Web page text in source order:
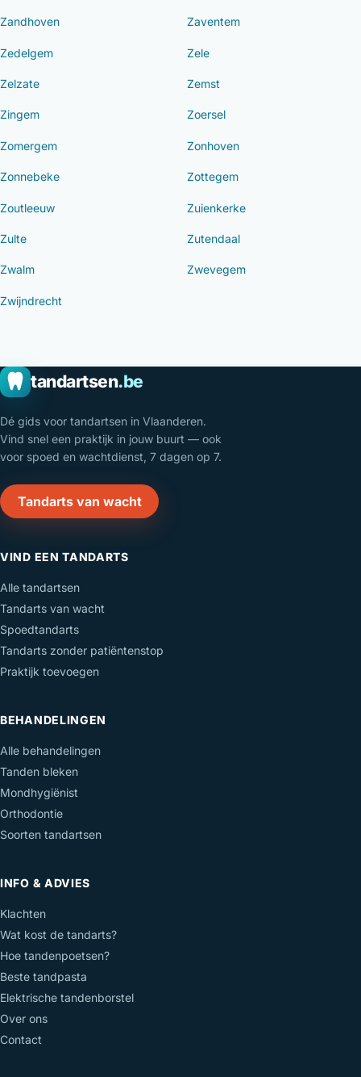
Zandhoven Zaventem
Zedelgem Zele
Zelzate Zemst
Zingem Zoersel
Zomergem Zonhoven
Zonnebeke Zottegem
Zoutleeuw Zuienkerke
Zulte Zutendaal
Zwalm Zwevegem
Zwijndrecht
tandartsen.be
Dé gids voor tandartsen in Vlaanderen.
Vind snel een praktijk in jouw buurt — ook
voor spoed en wachtdienst, 7 dagen op 7.
Tandarts van wacht
VIND EEN TANDARTS
Alle tandartsen
Tandarts van wacht
Spoedtandarts
Tandarts zonder patiëntenstop
Praktijk toevoegen
BEHANDELINGEN
Alle behandelingen
Tanden bleken
Mondhygiënist
Orthodontie
Soorten tandartsen
INFO & ADVIES
Klachten
Wat kost de tandarts?
Hoe tandenpoetsen?
Beste tandpasta
Elektrische tandenborstel
Over ons
Contact